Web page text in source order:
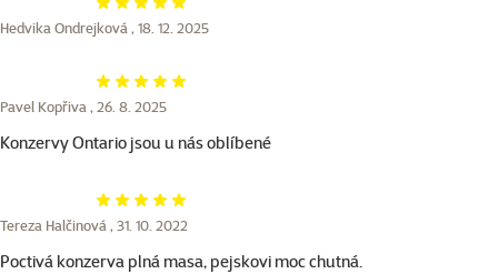
Hodnocení 100%
Hedvika Ondrejková , 18. 12. 2025
Hodnocení 100%
Pavel Kopřiva , 26. 8. 2025
Konzervy Ontario jsou u nás oblíbené
Hodnocení 100%
Tereza Halčinová , 31. 10. 2022
Poctivá konzerva plná masa, pejskovi moc chutná.